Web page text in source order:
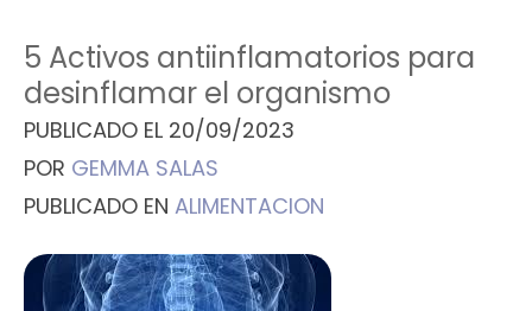
5 Activos antiinflamatorios para
desinflamar el organismo
PUBLICADO EL 20/09/2023
POR GEMMA SALAS
PUBLICADO EN ALIMENTACION